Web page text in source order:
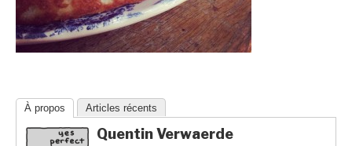
À propos Articles récents
Quentin Verwaerde